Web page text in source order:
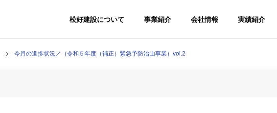
松好建設について 事業紹介 会社情報 実績紹介
今月の進捗状況／（令和５年度（補正）緊急予防治山事業）vol.2